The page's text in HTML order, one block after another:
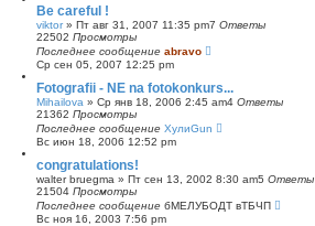
Be careful !
viktor» Пт авг 31, 2007 11:35 pm7 Ответы
22502 Просмотры
Последнее сообщение abravo
Ср сен 05, 2007 12:25 pm
Fotografii - NE na fotokonkurs...
Mihailova » Ср янв 18, 2006 2:45 am4 Ответы
21362 Просмотры
Последнее сообщение ХулиGun
Вс июн 18, 2006 12:52 pm
congratulations!
walter bruegma » Пт сен 13, 2002 8:30 am5 Ответы
21504 Просмотры
Последнее сообщение бМЕЛУБОДТ вТБЧП
Вс ноя 16, 2003 7:56 pm